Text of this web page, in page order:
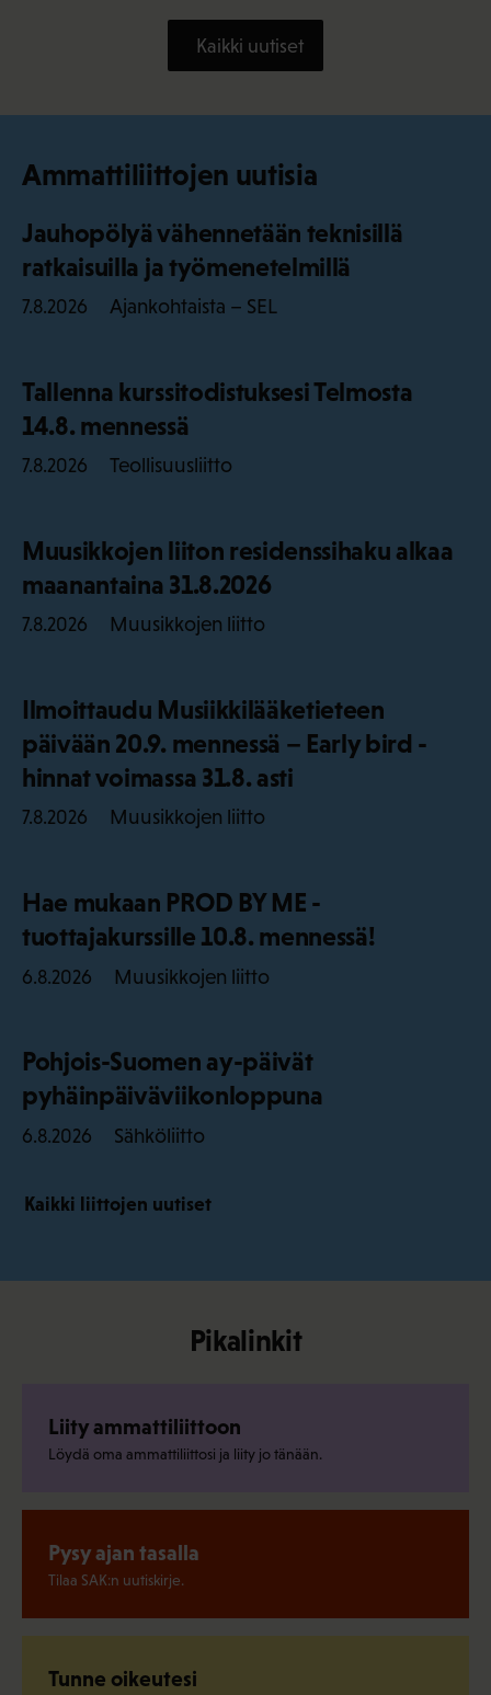
Kaikki uutiset
Ammattiliittojen uutisia
Jauhopölyä vähennetään teknisillä
ratkaisuilla ja työmenetelmillä
7.8.2026 Ajankohtaista – SEL
Tallenna kurssitodistuksesi Telmosta
14.8. mennessä
7.8.2026 Teollisuusliitto
Muusikkojen liiton residenssihaku alkaa
maanantaina 31.8.2026
7.8.2026 Muusikkojen liitto
Ilmoittaudu Musiikkilääketieteen
päivään 20.9. mennessä – Early bird -
hinnat voimassa 31.8. asti
7.8.2026 Muusikkojen liitto
Hae mukaan PROD BY ME -
tuottajakurssille 10.8. mennessä!
6.8.2026 Muusikkojen liitto
Pohjois-Suomen ay-päivät
pyhäinpäiväviikonloppuna
6.8.2026 Sähköliitto
Kaikki liittojen uutiset
Pikalinkit
Liity ammattiliittoon
Löydä oma ammattiliittosi ja liity jo tänään.
Pysy ajan tasalla
Tilaa SAK:n uutiskirje.
Tunne oikeutesi